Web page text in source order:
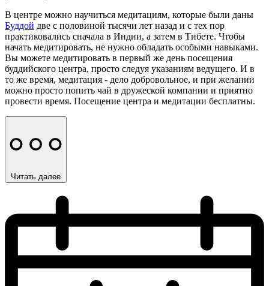
В центре можно научиться медитациям, которые были даны
Буддой две с половиной тысячи лет назад и с тех пор
практиковались сначала в Индии, а затем в Тибете. Чтобы
начать медитировать, не нужно обладать особыми навыками.
Вы можете медитировать в первый же день посещения
буддийского центра, просто следуя указаниям ведущего. И в
то же время, медитация - дело добровольное, и при желании
можно просто попить чай в дружеской компании и приятно
провести время. Посещение центра и медитации бесплатны.
Читать далее